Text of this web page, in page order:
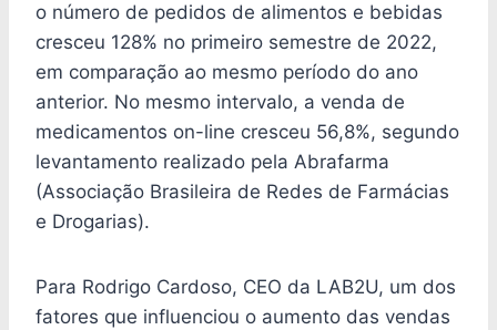
o número de pedidos de alimentos e bebidas
cresceu 128% no primeiro semestre de 2022,
em comparação ao mesmo período do ano
anterior. No mesmo intervalo, a venda de
medicamentos on-line cresceu 56,8%, segundo
levantamento realizado pela Abrafarma
(Associação Brasileira de Redes de Farmácias
e Drogarias).
Para Rodrigo Cardoso, CEO da LAB2U, um dos
fatores que influenciou o aumento das vendas